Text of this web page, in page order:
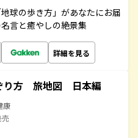
球の歩き方」があなたにお届
言と癒やしの絶景集
詳細を見る
り方 旅地図 日本編
康
売